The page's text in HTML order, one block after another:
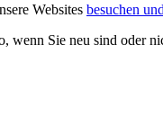
Websites besuchen und
Sie neu sind oder